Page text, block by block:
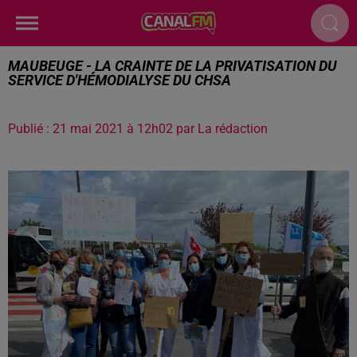
MAUBEUGE - LA CRAINTE DE LA PRIVATISATION DU
SERVICE D'HÉMODIALYSE DU CHSA
Publié : 21 mai 2021 à 12h02 par La rédaction